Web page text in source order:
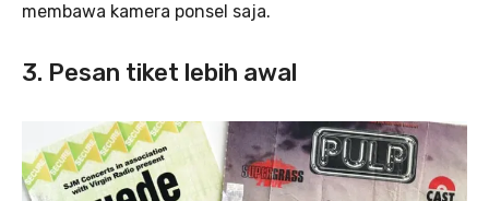
membawa kamera ponsel saja.
3. Pesan tiket lebih awal